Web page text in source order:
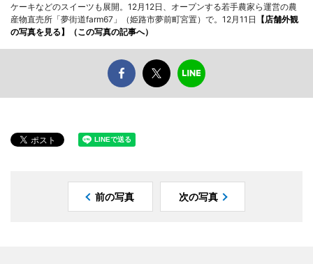
ケーキなどのスイーツも展開。12月12日、オープンする若手農家ら運営の農
産物直売所「夢街道farm67」（姫路市夢前町宮置）で。12月11日 【店舗外観
の写真を見る】
（この写真の記事へ）
前の写真 次の写真